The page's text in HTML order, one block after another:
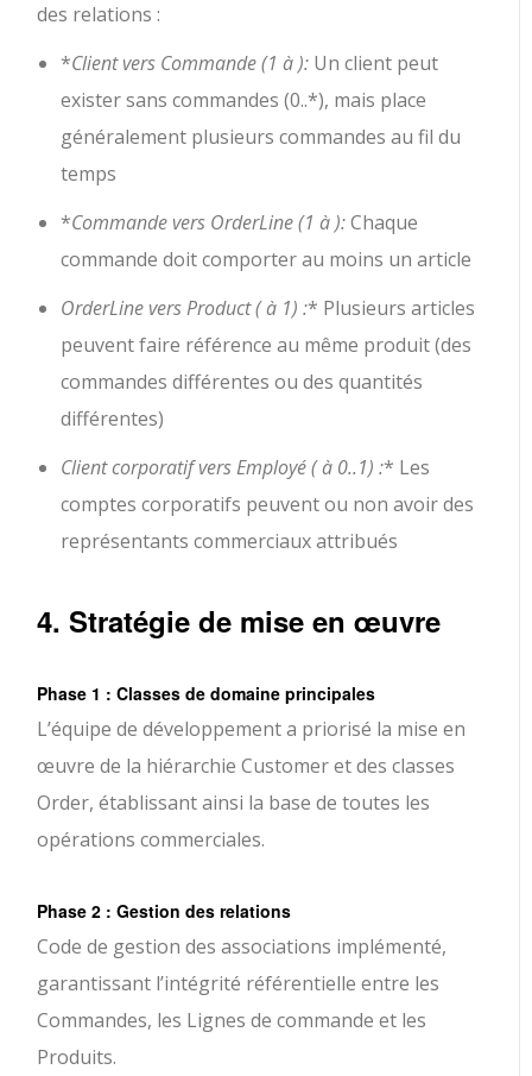
des relations :
*Client vers Commande (1 à ): Un client peut
exister sans commandes (0..*), mais place
généralement plusieurs commandes au fil du
temps
*Commande vers OrderLine (1 à ):Chaque
commande doit comporter au moins un article
OrderLine vers Product ( à 1) :* Plusieurs articles
peuvent faire référence au même produit (des
commandes différentes ou des quantités
différentes)
Client corporatif vers Employé ( à 0..1) :* Les
comptes corporatifs peuvent ou non avoir des
représentants commerciaux attribués
4. Stratégie de mise en œuvre
Phase 1 : Classes de domaine principales
L’équipe de développement a priorisé la mise en
œuvre de la hiérarchie Customer et des classes
Order, établissant ainsi la base de toutes les
opérations commerciales.
Phase 2 : Gestion des relations
Code de gestion des associations implémenté,
garantissant l’intégrité référentielle entre les
Commandes, les Lignes de commande et les
Produits.